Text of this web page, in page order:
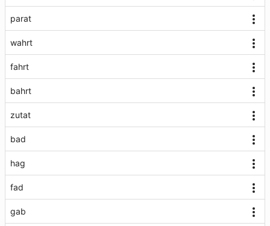
parat
wahrt
fahrt
bahrt
zutat
bad
hag
fad
gab